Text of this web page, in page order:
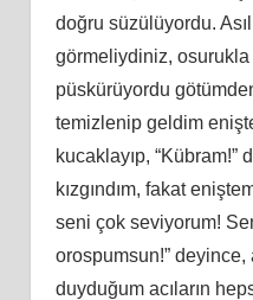
doğru süzülüyordu.
görmeliydiniz, osurukla
püskürüyordu
temizlenip geldim
kucaklayıp, “Kübram!”
kızgındım, fakat
seni çok seviyorum!
orospumsun!”
duyduğum acıların